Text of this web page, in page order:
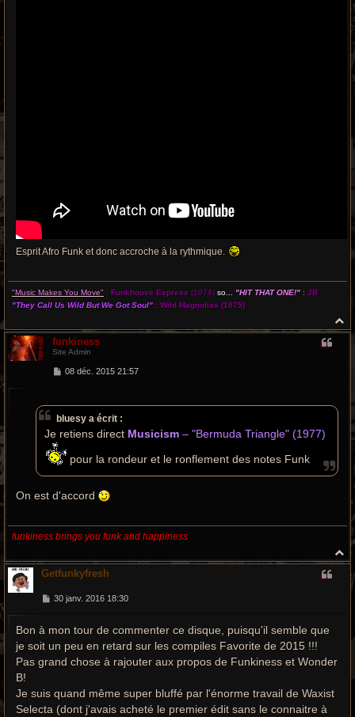
Esprit Afro Funk et donc accroche à la rythmique.
"Music Makes You Move" : Funkhouse Express (1974) so... "HIT THAT ONE!" : JB
"They Call Us Wild But We Got Soul" : Wild Magnolias (1975)
a
funkiness
Site Admin
M
g
e
08 déc. 2015 21:57
bluesy a écrit :
Je retiens direct Musicism – "Bermuda Triangle" (1977)
pour la rondeur et le ronflement des notes Funk
On est d'accord
funkiness brings you funk and happiness
H
a
Getfunkyfresh
M
s
g
e
30 janv. 2016 18:30
Bon à mon tour de commenter ce disque, puisqu'il semble que
je soit un peu en retard sur les compiles Favorite de 2015 !!!
Pas grand chose à rajouter aux propos de Funkiness et Wonder
B!
Je suis quand même super bluffé par l'énorme travail de Waxist
Selecta (dont j'avais acheté le premier édit sans le connaitre à